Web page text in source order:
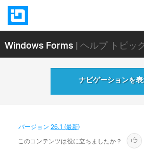
Windows Forms| ヘルプ トピッ
ナビゲーションを
バージョン26.1 (最新)
このコンテンツは役に立ちましたか？